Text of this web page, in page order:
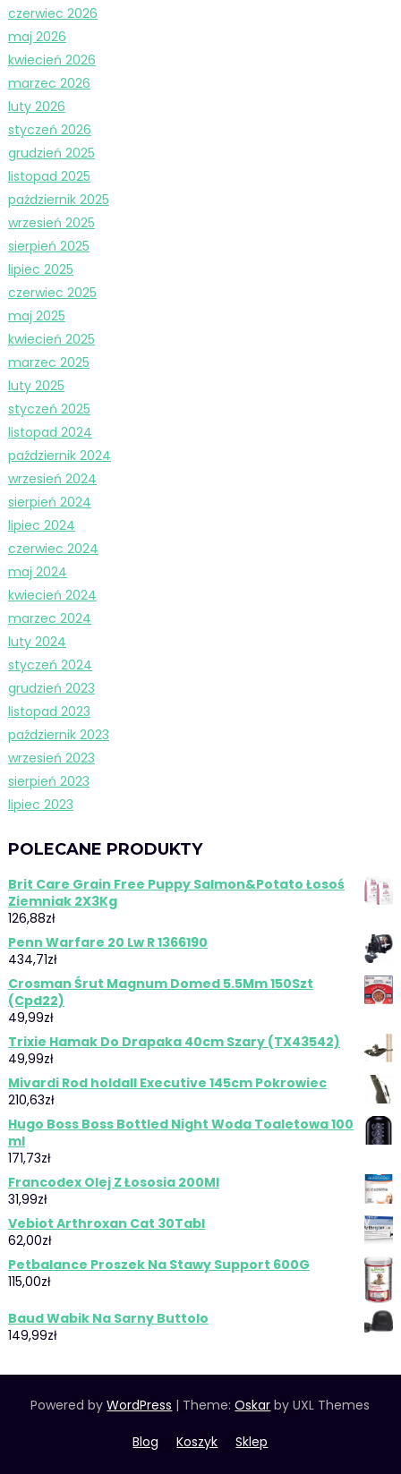
czerwiec 2026
maj 2026
kwiecień 2026
marzec 2026
luty 2026
styczeń 2026
grudzień 2025
listopad 2025
październik 2025
wrzesień 2025
sierpień 2025
lipiec 2025
czerwiec 2025
maj 2025
kwiecień 2025
marzec 2025
luty 2025
styczeń 2025
listopad 2024
październik 2024
wrzesień 2024
sierpień 2024
lipiec 2024
czerwiec 2024
maj 2024
kwiecień 2024
marzec 2024
luty 2024
styczeń 2024
grudzień 2023
listopad 2023
październik 2023
wrzesień 2023
sierpień 2023
lipiec 2023
POLECANE PRODUKTY
Brit Care Grain Free Puppy Salmon&Potato Łosoś
Ziemniak 2X3Kg
126,88zł
Penn Warfare 20 Lw R 1366190
434,71zł
Crosman Śrut Magnum Domed 5.5Mm 150Szt
(Cpd22)
49,99zł
Trixie Hamak Do Drapaka 40cm Szary (TX43542)
49,99zł
Mivardi Rod holdall Executive 145cm Pokrowiec
210,63zł
Hugo Boss Boss Bottled Night Woda Toaletowa 100
ml
171,73zł
Francodex Olej Z Łososia 200Ml
31,99zł
Vebiot Arthroxan Cat 30Tabl
62,00zł
Petbalance Proszek Na Stawy Support 600G
115,00zł
Baud Wabik Na Sarny Buttolo
149,99zł
Powered byWordPress | Theme:Oskar by UXL Themes
Blog Koszyk Sklep